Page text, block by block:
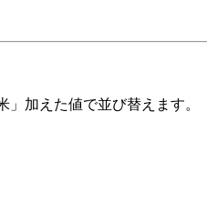
加えた値で並び替えます。